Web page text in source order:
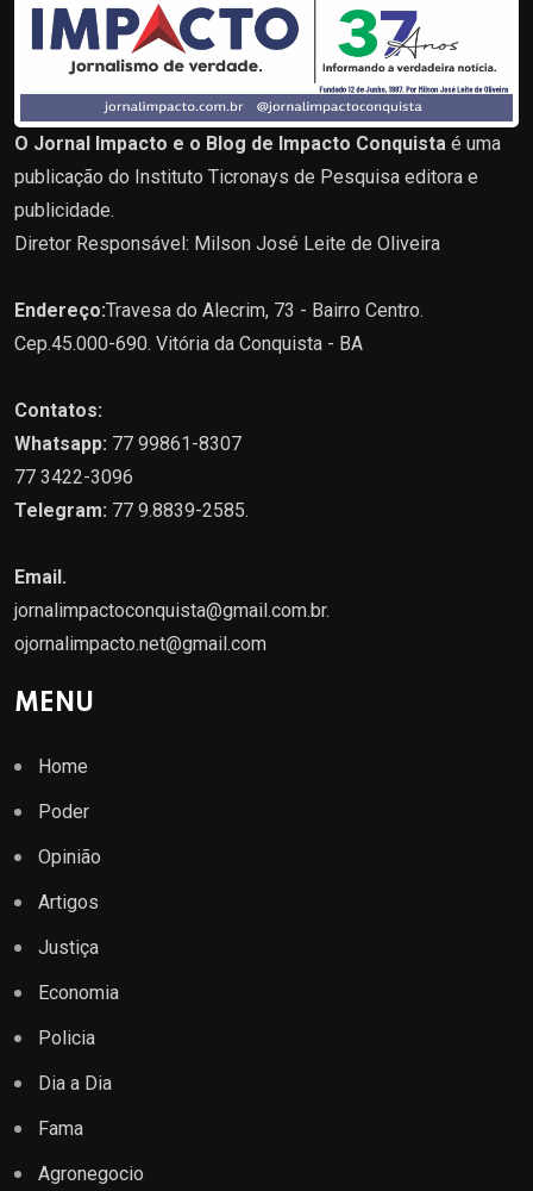
O Jornal Impacto e o Blog de Impacto Conquista é uma
publicação do Instituto Ticronays de Pesquisa editora e
publicidade.
Diretor Responsável: Milson José Leite de Oliveira
Endereço:Travesa do Alecrim, 73 - Bairro Centro.
Cep.45.000-690. Vitória da Conquista - BA
Contatos:
Whatsapp: 77 99861-8307
77 3422-3096
Telegram: 77 9.8839-2585.
Email.
jornalimpactoconquista@gmail.com.br.
ojornalimpacto.net@gmail.com
MENU
Home
Poder
Opinião
Artigos
Justiça
Economia
Policia
Dia a Dia
Fama
Agronegocio